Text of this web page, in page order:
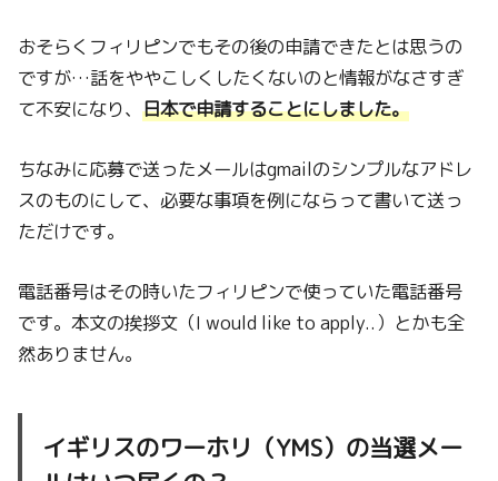
おそらくフィリピンでもその後の申請できたとは思うの
ですが…話をややこしくしたくないのと情報がなさすぎ
て不安になり、日本で申請することにしました。
ちなみに応募で送ったメールはgmailのシンプルなアドレ
スのものにして、必要な事項を例にならって書いて送っ
ただけです。
電話番号はその時いたフィリピンで使っていた電話番号
です。本文の挨拶文（I would like to apply..）とかも全
然ありません。
イギリスのワーホリ（YMS）の当選メー